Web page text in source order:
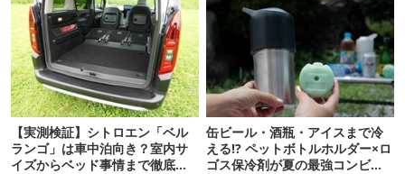
【実測検証】シトロエン「ベル
ランゴ」は車中泊向き？室内サ
イズからベッド事情まで徹底レ
缶ビール・酒瓶・アイスまで冷
える!? ペットボトルホルダー×ロ
ゴス保冷剤が夏の最強コンビだ